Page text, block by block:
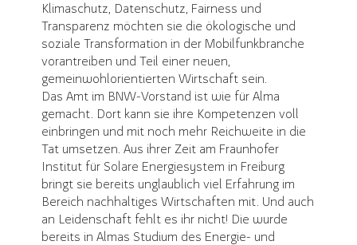
Klimaschutz, Datenschutz, Fairness und
Transparenz möchten sie die ökologische und
soziale Transformation in der Mobilfunkbranche
vorantreiben und Teil einer neuen,
gemeinwohlorientierten Wirtschaft sein.
Das Amt im BNW-Vorstand ist wie für Alma
gemacht. Dort kann sie ihre Kompetenzen voll
einbringen und mit noch mehr Reichweite in die
Tat umsetzen. Aus ihrer Zeit am Fraunhofer
Institut für Solare Energiesystem in Freiburg
bringt sie bereits unglaublich viel Erfahrung im
Bereich nachhaltiges Wirtschaften mit. Und auch
an Leidenschaft fehlt es ihr nicht! Die wurde
bereits in Almas Studium des Energie- und